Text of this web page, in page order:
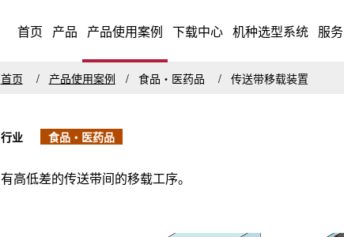
首页 产品 产品使用案例 下载中心 机种选型系统 服务
首页
产品使用案例 食品・医药品 传送带移载装置
行业 食品・医药品
有高低差的传送带间的移载工序。